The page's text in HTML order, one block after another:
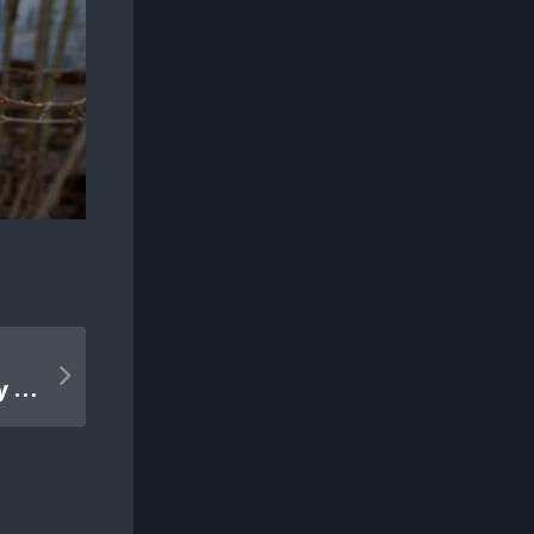
Podsumowanie 2019 i plany 2020